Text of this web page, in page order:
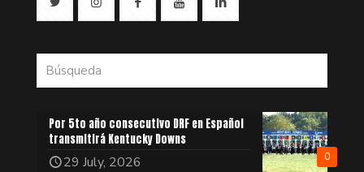
0
Por 5to año consecutivo DRF en Español
transmitirá Kentucky Downs
29 July, 2026